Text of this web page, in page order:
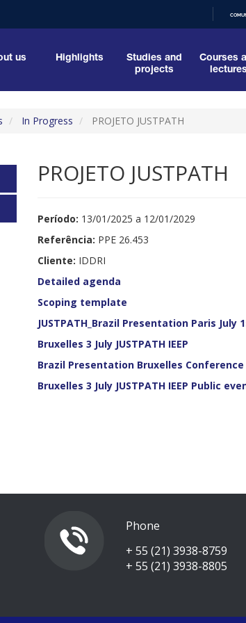
us Highlights
Studies and
projects
Courses
lectures
In Progress PROJETO JUSTPATH
PROJETO JUSTPATH
Período: 13/01/2025 a 12/01/2029
Referência: PPE 26.453
Cliente: IDDRI
Detailed agenda
Scoping template
JUSTPATH_Brazil Presentation Paris July
Bruxelles 3 July JUSTPATH IEEP
Brazil Presentation Bruxelles Conference
Bruxelles 3 July JUSTPATH IEEP Public
Phone
+ 55 (21) 3938-8759
+ 55 (21) 3938-8805